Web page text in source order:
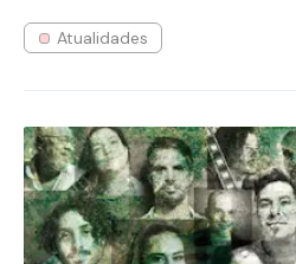
Atualidades